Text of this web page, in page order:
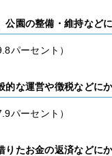
公園の整備・維持など
パーセント）
な運営や徴税などにか
パーセント）
たお金の返済などにか